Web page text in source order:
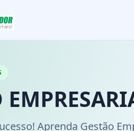
Aprenda Gestão